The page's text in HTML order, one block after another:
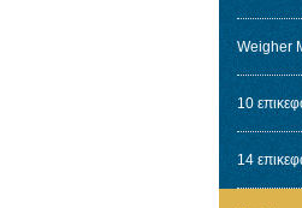
Weigher
10
14